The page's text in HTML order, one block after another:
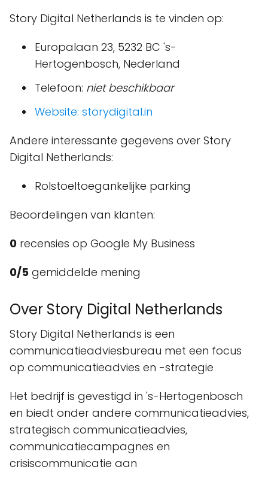
Story Digital Netherlands is te vinden op:
Europalaan 23, 5232 BC 's-
Hertogenbosch, Nederland
Telefoon: niet beschikbaar
Website: storydigital.in
Andere interessante gegevens over Story
Digital Netherlands:
Rolstoeltoegankelijke parking
Beoordelingen van klanten:
0 recensies op Google My Business
0/5 gemiddelde mening
Over Story Digital Netherlands
Story Digital Netherlands is een
communicatieadviesbureau met een focus
op communicatieadvies en -strategie
Het bedrijf is gevestigd in 's-Hertogenbosch
en biedt onder andere communicatieadvies,
strategisch communicatieadvies,
communicatiecampagnes en
crisiscommunicatie aan